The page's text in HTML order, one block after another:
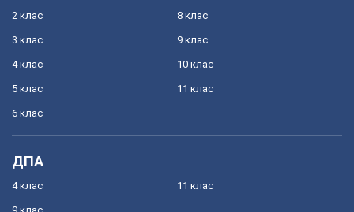
2 клас
3 клас
4 клас
5 клас
6 клас
8 клас
9 клас
10 клас
11 клас
ДПА
4 клас 11 клас